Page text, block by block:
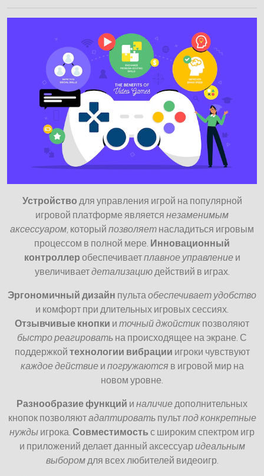
Устройство для управления игрой на популярной
игровой платформе является незаменимым
аксессуаром, который позволяет насладиться игровым
процессом в полной мере. Инновационный
контроллер обеспечиваетплавное управлениеи
увеличиваетдетализациюдействий в играх.
Эргономичный дизайн пультаобеспечивает удобство
и комфорт при длительных игровых сессиях.
Отзывчивые кнопки и точный джойстик позволяют
быстро реагировать на происходящее на экране. С
поддержкой технологии вибрации игроки чувствуют
каждое действиеи погружаются в игровой мир на
новом уровне.
Разнообразие функций и наличиедополнительных
кнопок позволяютадаптироватьпультпод конкретные
нужды игрока. Совместимость с широким спектром игр
и приложений делает данный аксессуаридеальным
выборомдля всех любителей видеоигр.